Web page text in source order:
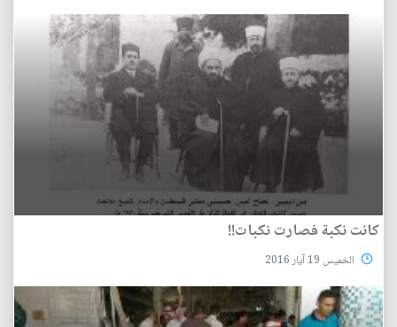
كانت نكبة فصارت نكبات!!
الخميس 19 آيار 2016